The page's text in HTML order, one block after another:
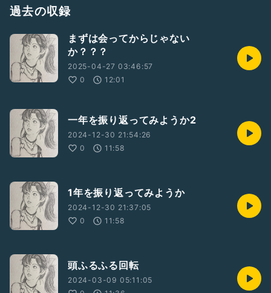
過去の収録
まずは会ってからじゃない
か？？？
2025-04-27 03:46:57
0
12:01
一年を振り返ってみようか2
2024-12-30 21:54:26
0
11:58
1年を振り返ってみようか
2024-12-30 21:37:05
0
11:58
頭ふるふる回転
2024-03-09 05:11:05